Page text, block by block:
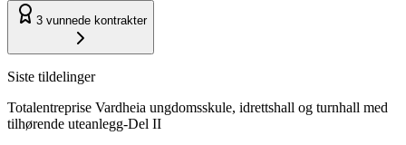
3 vunnede kontrakter
Siste tildelinger
Totalentreprise Vardheia ungdomsskule, idrettshall og turnhall med
tilhørende uteanlegg-Del II